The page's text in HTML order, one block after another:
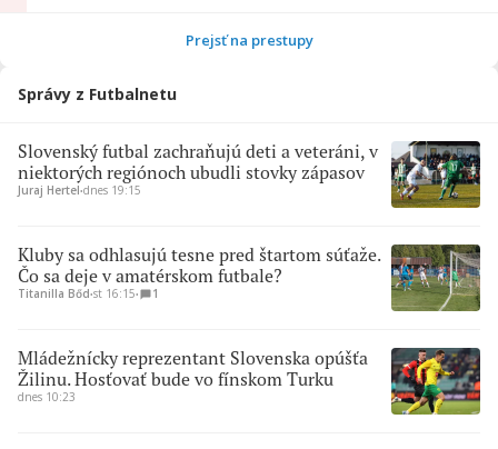
Prejsť na prestupy
Správy z Futbalnetu
Slovenský futbal zachraňujú deti a veteráni, v
niektorých regiónoch ubudli stovky zápasov
Juraj Hertel∙dnes 19:15
Kluby sa odhlasujú tesne pred štartom súťaže.
Čo sa deje v amatérskom futbale?
Titanilla Bőd∙st 16:15∙ 1
Mládežnícky reprezentant Slovenska opúšťa
Žilinu. Hosťovať bude vo fínskom Turku
dnes 10:23